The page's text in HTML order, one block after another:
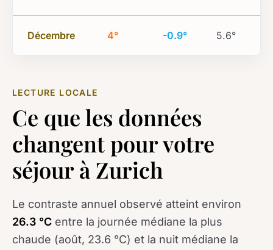
Décembre 4° -0.9° 5.6°
LECTURE LOCALE
Ce que les données
changent pour votre
séjour à Zurich
Le contraste annuel observé atteint environ
26.3 °C entre la journée médiane la plus
chaude (août, 23.6 °C) et la nuit médiane la